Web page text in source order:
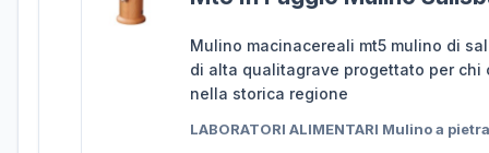
Mulino macinacereali mt5 mulino di
di alta qualitagrave progettato per
nella storica regione
LABORATORI ALIMENTARI Mulino a